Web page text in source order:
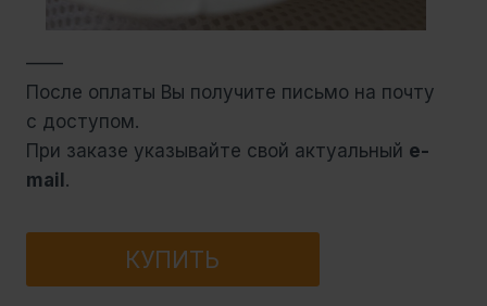
——
После оплаты Вы получите письмо на почту
с доступом.
При заказе указывайте свой актуальный e-
mail .
КоличествоКУПИТЬ